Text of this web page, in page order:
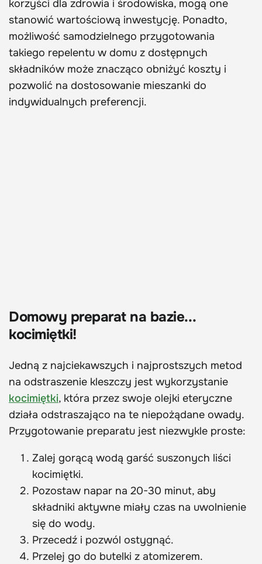
korzyści dla zdrowia i środowiska, mogą one
stanowić wartościową inwestycję. Ponadto,
możliwość samodzielnego przygotowania
takiego repelentu w domu z dostępnych
składników może znacząco obniżyć koszty i
pozwolić na dostosowanie mieszanki do
indywidualnych preferencji.
Domowy preparat na bazie...
kocimiętki!
Jedną z najciekawszych i najprostszych metod
na odstraszenie kleszczy jest wykorzystanie
kocimiętki, która przez swoje olejki eteryczne
działa odstraszająco na te niepożądane owady.
Przygotowanie preparatu jest niezwykle proste:
Zalej gorącą wodą garść suszonych liści
kocimiętki.
Pozostaw napar na 20-30 minut, aby
składniki aktywne miały czas na uwolnienie
się do wody.
Przecedź i pozwól ostygnąć.
Przelej go do butelki z atomizerem.